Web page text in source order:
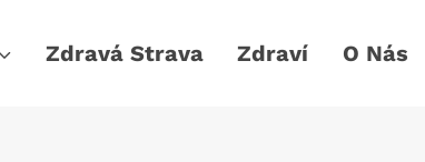
Zdravá Strava Zdraví O Nás